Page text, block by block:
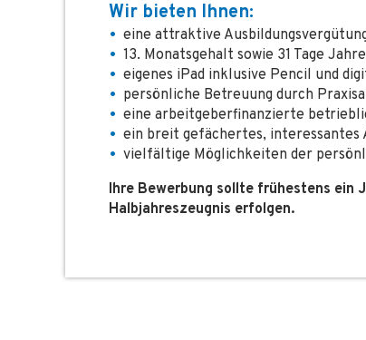
Wir bieten Ihnen:
eine attraktive
13. Monatsgehalt sowie 31 Tage
eigenes iPad inklusive Pencil und
persönliche Betreuung durch
eine arbeitgeberfinanzierte
ein breit gefächertes, interessantes
vielfältige Möglichkeiten der
Ihre Bewerbung sollte frühestens ein
Halbjahreszeugnis erfolgen.